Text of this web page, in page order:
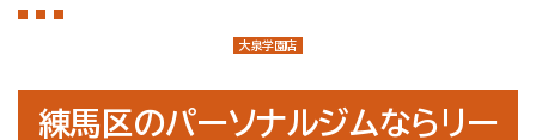
トレーナー紹介
大泉学園店
練馬区のパーソナルジムならリー